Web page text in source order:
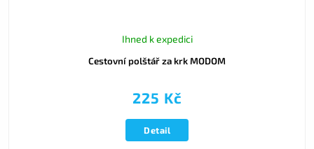
Cestovní polštář za krk MODOM
Ihned k expedici
225 Kč
Detail